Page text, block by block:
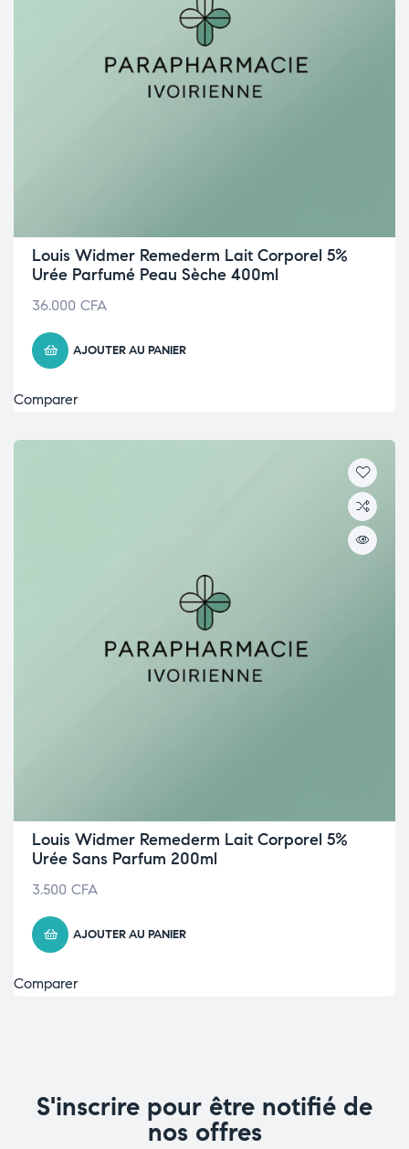
Louis Widmer Remederm Lait Corporel 5%
Urée Parfumé Peau Sèche 400ml
36.000 CFA
AJOUTER AU PANIER
Comparer
Louis Widmer Remederm Lait Corporel 5%
Urée Sans Parfum 200ml
3.500 CFA
AJOUTER AU PANIER
Comparer
S'inscrire pour être notifié de
nos offres